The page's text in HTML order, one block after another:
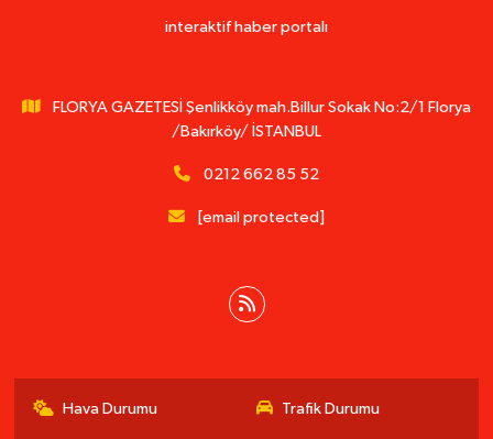
interaktif haber portalı
FLORYA GAZETESİ Şenlikköy mah.Billur Sokak No:2/1 Florya
/Bakırköy/ İSTANBUL
0212 662 85 52
[email protected]
Hava Durumu Trafik Durumu